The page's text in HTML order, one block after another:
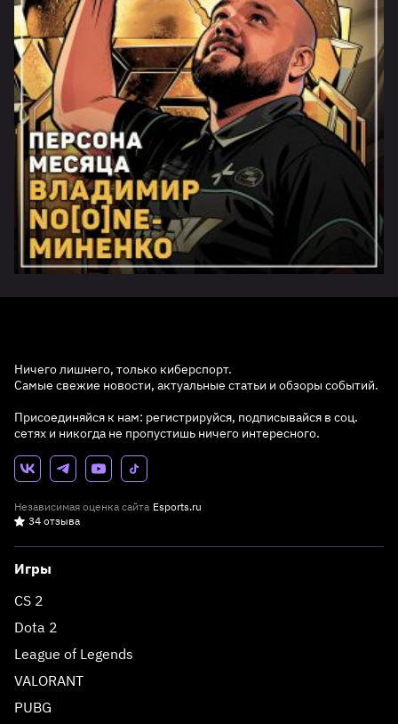
Ничего лишнего, только киберспорт.
Самые свежие новости, актуальные статьи и обзоры событий.
Присоединяйся к нам: регистрируйся, подписывайся в соц.
сетях и никогда не пропустишь ничего интересного.
Независимая оценка сайта Esports.ru
34 отзыва
Игры
CS 2
Dota 2
League of Legends
VALORANT
PUBG